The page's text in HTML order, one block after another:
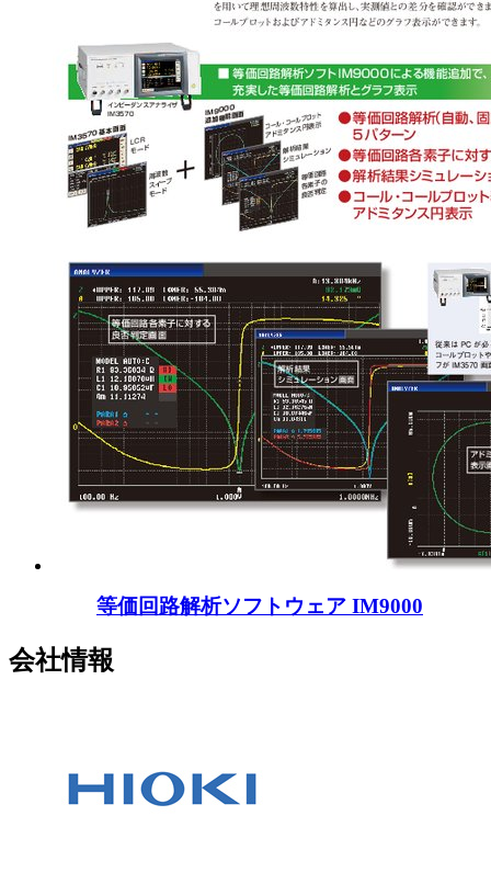
等価回路解析ソフトウェア IM9000
会社情報